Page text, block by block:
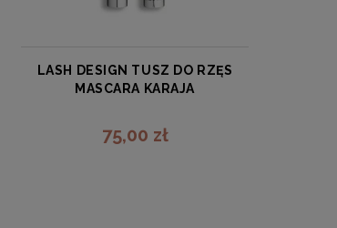
LASH DESIGN TUSZ DO RZĘS
MASCARA KARAJA
KARAJA
75,00 zł